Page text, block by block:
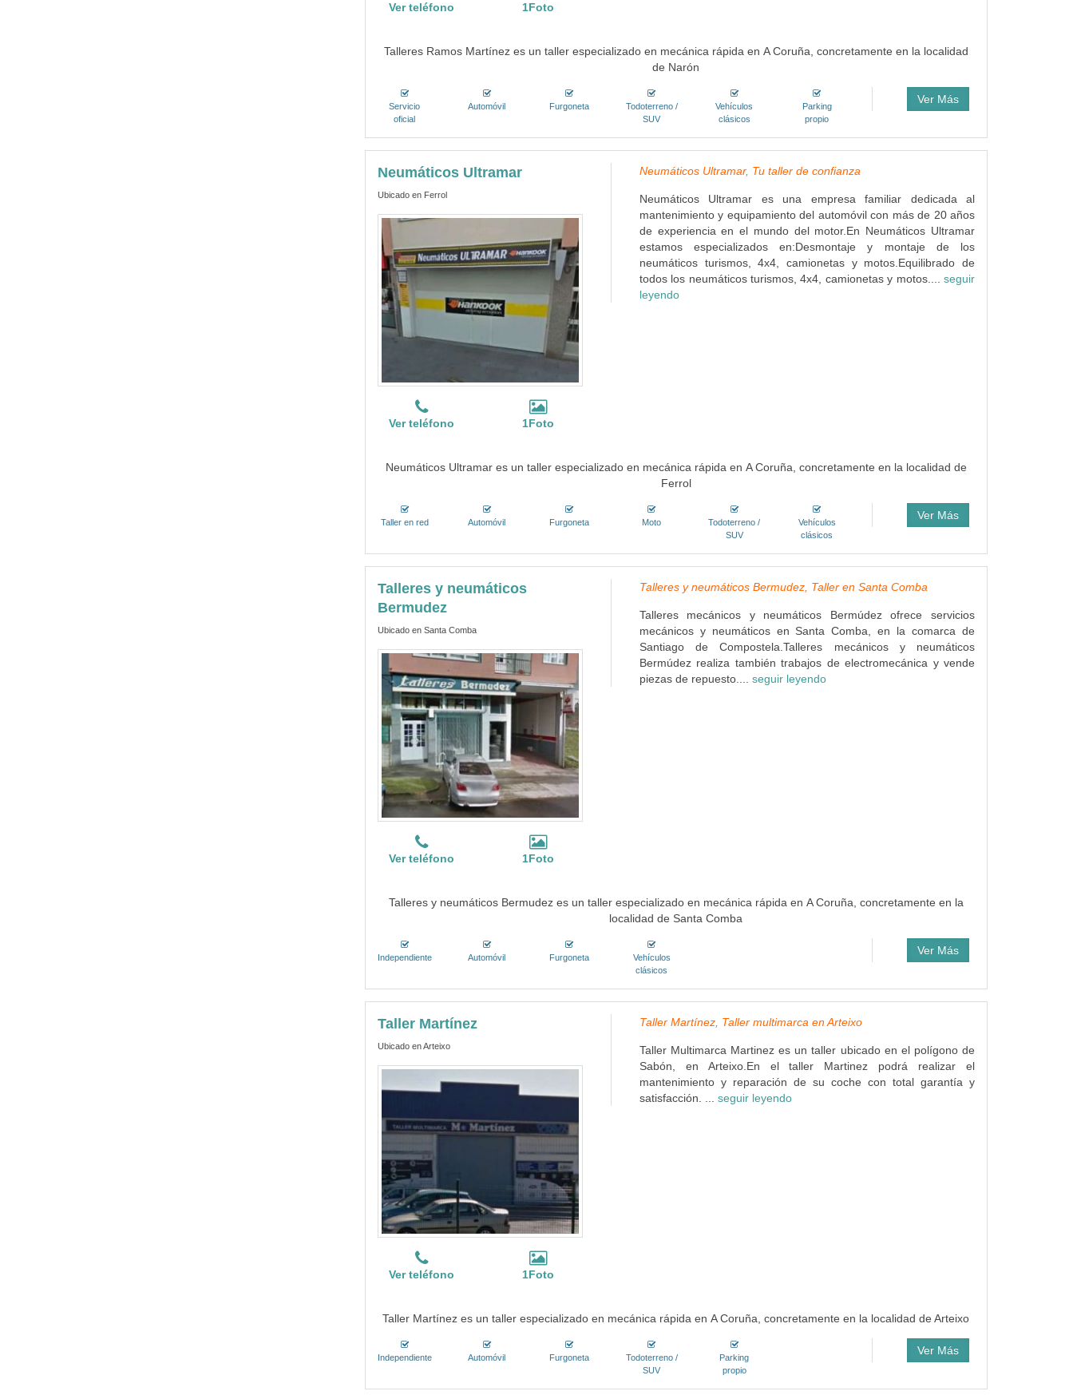
Ver teléfono 1Foto
Talleres Ramos Martínez es un taller especializado en mecánica rápida en A Coruña, concretamente en la localidad
de Narón
Servicio
oficial
Automóvil Furgoneta
Todoterreno /
SUV
Vehículos
clásicos
Parking
propio
Ver Más
Neumáticos Ultramar
Ubicado en Ferrol
Ver teléfono 1Foto
Neumáticos Ultramar, Tu taller de confianza
Neumáticos Ultramar es una empresa familiar dedicada al
mantenimiento y equipamiento del automóvil con más de 20 años
de experiencia en el mundo del motor.En Neumáticos Ultramar
estamos especializados en:Desmontaje y montaje de los
neumáticos turismos, 4x4, camionetas y motos.Equilibrado de
todos los neumáticos turismos, 4x4, camionetas y motos.... seguir
leyendo
Neumáticos Ultramar es un taller especializado en mecánica rápida en A Coruña, concretamente en la localidad de
Ferrol
Taller en red Automóvil Furgoneta Moto
Todoterreno /
SUV
Vehículos
clásicos
Ver Más
Talleres y neumáticos
Bermudez
Ubicado en Santa Comba
Ver teléfono 1Foto
Talleres y neumáticos Bermudez, Taller en Santa Comba
Talleres mecánicos y neumáticos Bermúdez ofrece servicios
mecánicos y neumáticos en Santa Comba, en la comarca de
Santiago de Compostela.Talleres mecánicos y neumáticos
Bermúdez realiza también trabajos de electromecánica y vende
piezas de repuesto.... seguir leyendo
Talleres y neumáticos Bermudez es un taller especializado en mecánica rápida en A Coruña, concretamente en la
localidad de Santa Comba
Independiente Automóvil Furgoneta
Vehículos
clásicos
Ver Más
Taller Martínez
Ubicado en Arteixo
Ver teléfono 1Foto
Taller Martínez, Taller multimarca en Arteixo
Taller Multimarca Martinez es un taller ubicado en el polígono de
Sabón, en Arteixo.En el taller Martinez podrá realizar el
mantenimiento y reparación de su coche con total garantía y
satisfacción. ... seguir leyendo
Taller Martínez es un taller especializado en mecánica rápida en A Coruña, concretamente en la localidad de Arteixo
Independiente Automóvil Furgoneta
Todoterreno /
SUV
Parking
propio
Ver Más